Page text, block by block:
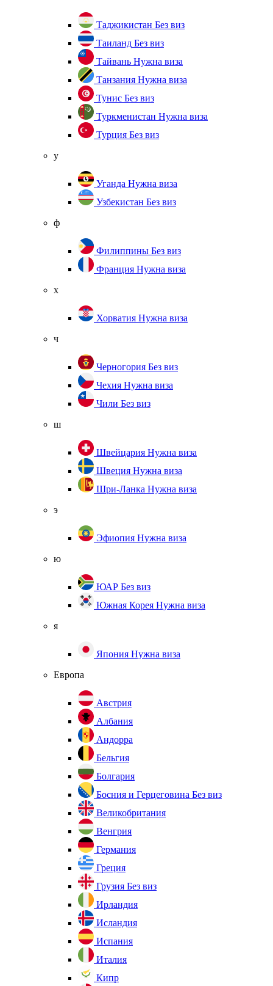
Таджикистан Без виз
Таиланд Без виз
Тайвань Нужна виза
Танзания Нужна виза
Тунис Без виз
Туркменистан Нужна виза
Турция Без виз
у
Уганда Нужна виза
Узбекистан Без виз
ф
Филиппины Без виз
Франция Нужна виза
х
Хорватия Нужна виза
ч
Черногория Без виз
Чехия Нужна виза
Чили Без виз
ш
Швейцария Нужна виза
Швеция Нужна виза
Шри-Ланка Нужна виза
э
Эфиопия Нужна виза
ю
ЮАР Без виз
Южная Корея Нужна виза
я
Япония Нужна виза
Европа
Австрия
Албания
Андорра
Бельгия
Болгария
Босния и Герцеговина Без виз
Великобритания
Венгрия
Германия
Греция
Грузия Без виз
Ирландия
Исландия
Испания
Италия
Кипр